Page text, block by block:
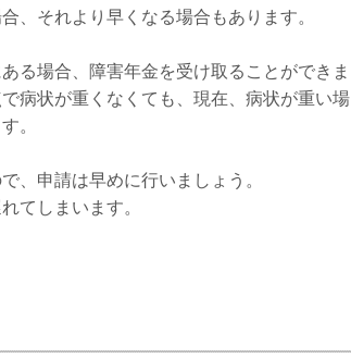
、それより早くなる場合もあります。
る場合、障害年金を受け取ることができま
病状が重くなくても、現在、病状が重い場
。
、申請は早めに行いましょう。
てしまいます。